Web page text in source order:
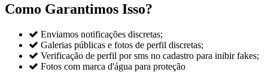
Como Garantimos Isso?
 Enviamos notificações discretas;
 Galerias públicas e fotos de perfil discretas;
 Verificação de perfil por sms no cadastro para inibir fakes;
 Fotos com marca d'água para proteção